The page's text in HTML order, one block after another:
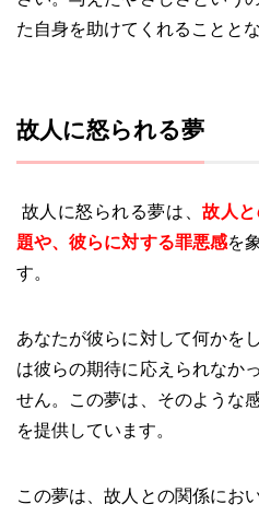
た自身を助けてくれることとな
故人に怒られる夢
故人に怒られる夢は、故人
題や、彼らに対する罪悪感を
す。
あなたが彼らに対して何かを
は彼らの期待に応えられなか
せん。この夢は、そのような
を提供しています。
この夢は、故人との関係にお